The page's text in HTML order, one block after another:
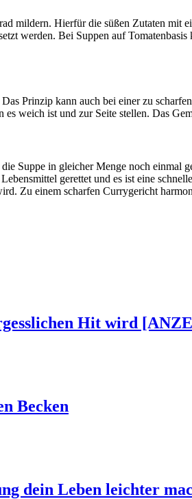
mildern. Hierfür die süßen Zutaten mit
werden. Bei Suppen auf
Prinzip kann auch bei einer zu
weich ist und zur Seite stellen. Das
Suppe in gleicher Menge noch einmal
gerettet und es ist eine
Zu einem scharfen Currygericht
Hit wird
Becken
dein Leben leichter